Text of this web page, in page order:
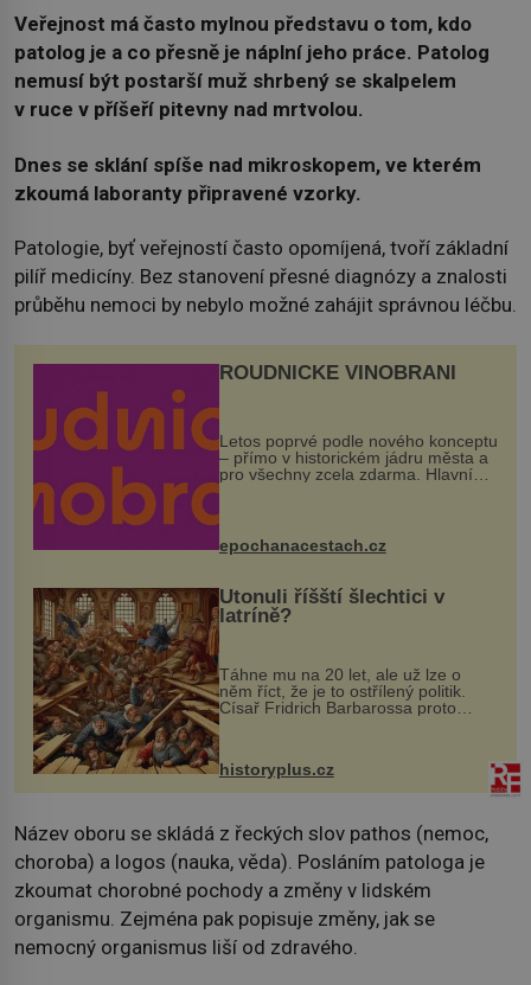
Veřejnost má často mylnou představu o tom, kdo
patolog je a co přesně je náplní jeho práce. Patolog
nemusí být postarší muž shrbený se skalpelem
v ruce v příšeří pitevny nad mrtvolou.
Dnes se sklání spíše nad mikroskopem, ve kterém
zkoumá laboranty připravené vzorky.
Patologie, byť veřejností často opomíjená, tvoří základní
pilíř medicíny. Bez stanovení přesné diagnózy a znalosti
průběhu nemoci by nebylo možné zahájit správnou léčbu.
ROUDNICKÉ VINOBRANÍ
Letos poprvé podle nového konceptu
– přímo v historickém jádru města a
pro všechny zcela zdarma. Hlavní
program se odehraje na Karlově a
mohou těšit na víno, burčák, pes...
epochanacestach.cz
Utonuli říšští šlechtici v
latríně?
Táhne mu na 20 let, ale už lze o
něm říct, že je to ostřílený politik.
Císař Fridrich Barbarossa proto
posílá svého syna a dědice Jindřicha
VI. do Erfurtu, aby se stal
prostředníkem při řešení sporu m...
historyplus.cz
Název oboru se skládá z řeckých slov pathos (nemoc,
choroba) a logos (nauka, věda). Posláním patologa je
zkoumat chorobné pochody a změny v lidském
organismu. Zejména pak popisuje změny, jak se
nemocný organismus liší od zdravého.